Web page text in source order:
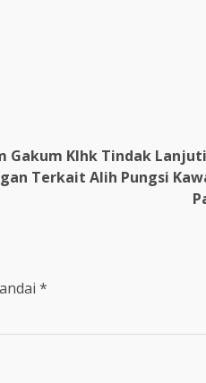
Gakum Klhk Tindak
Terkait Alih Pungsi
*